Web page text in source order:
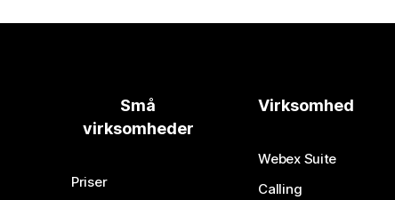
Små
virksomheder
Priser
Virksomhed
Webex Suite
Calling